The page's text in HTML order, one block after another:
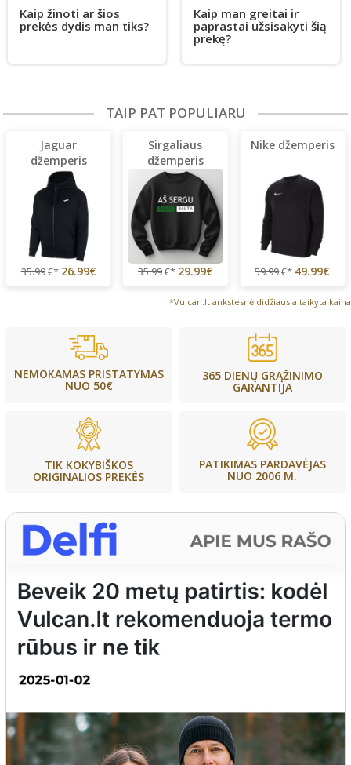
Kaip žinoti ar šios
prekės dydis man tiks?
Kaip man greitai ir
paprastai užsisakyti šią
prekę?
TAIP PAT POPULIARU
Jaguar
džemperis
(lengvas)
35.99€* 26.99€
Sirgaliaus
džemperis
35.99€* 29.99€
Nike džemperis
59.99€* 49.99€
*Vulcan.lt ankstesnė didžiausia taikyta kaina
NEMOKAMAS PRISTATYMAS
NUO 50€
365 DIENŲ GRĄŽINIMO
GARANTIJA
TIK KOKYBIŠKOS
ORIGINALIOS PREKĖS
PATIKIMAS PARDAVĖJAS
NUO 2006 M.